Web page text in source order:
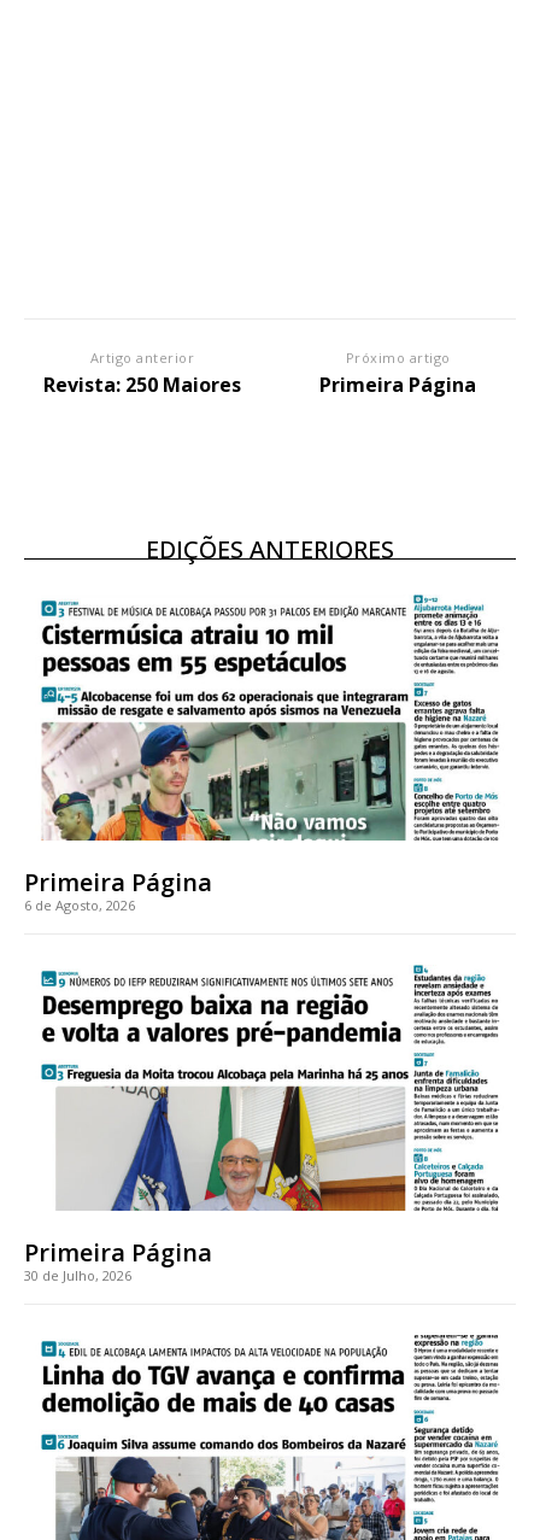
Planos de Assinatura
Faça-se assinante do Região de Cister e ajude-nos a manter este serviço
Sendo assinante terá acesso a todos os conteúdos exclusivos e versões
digitais.
Escolha o plano de assinatura desejado:
32€
12 meses
Edição em papel entregue à Quinta-feira em sua
Artigo anterior
Revista: 250 Maiores
Próximo artigo
Primeira Página
EDIÇÕES ANTERIORES
Primeira Página
6 de Agosto, 2026
Primeira Página
30 de Julho, 2026